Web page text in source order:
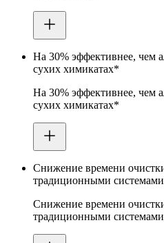
На 30% эффективнее, чем
сухих химикатах*
На 30% эффективнее, чем
сухих химикатах*
Снижение времени
традиционными
Снижение времени
традиционными